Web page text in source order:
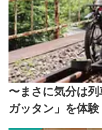
〜まさに気分は
ガッタン」を体験